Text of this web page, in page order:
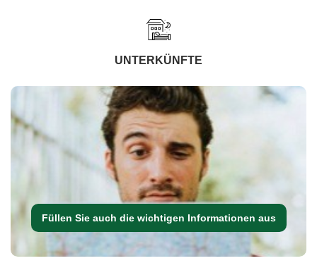
UNTERKÜNFTE
Füllen Sie auch die wichtigen Informationen aus